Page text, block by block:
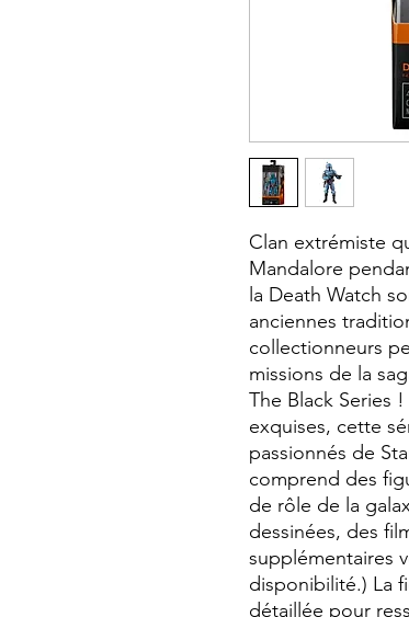
Clan extrémiste
Mandalore
la Death Watch
anciennes
collectionneurs
missions de la
The Black Series
exquises, cette
passionnés de
comprend des
de rôle de la
dessinées, des
supplémentaires
disponibilité.) La
détaillée pour